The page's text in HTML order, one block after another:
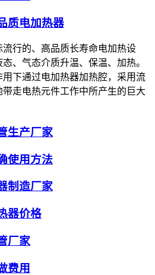
质电加热器
流行的、高品质长寿命电加热设
、气态介质升温、保温、加热。
用下通过电加热器加热腔，采用流
走电热元件工作中所产生的巨大
生产厂家
使用方法
制造厂家
器价格
厂家
费用